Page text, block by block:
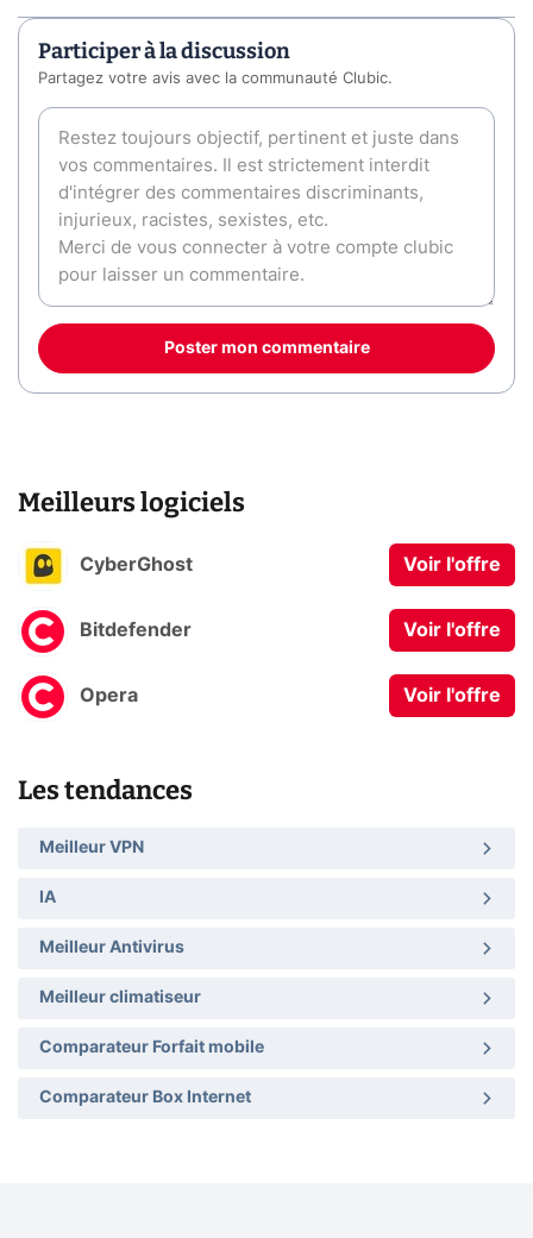
Participer à la discussion
Partagez votre avis avec la communauté Clubic.
Poster mon commentaire
Meilleurs logiciels
CyberGhost Voir l'offre
Bitdefender Voir l'offre
Opera Voir l'offre
Les tendances
Meilleur VPN
IA
Meilleur Antivirus
Meilleur climatiseur
Comparateur Forfait mobile
Comparateur Box Internet